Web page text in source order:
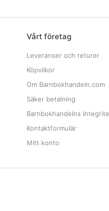
Vårt företag
Leveranser och returer
Köpvilkor
Om Barnbokhandeln.com
Säker betalning
Barnbokhandelns
Kontaktformulär
Mitt konto